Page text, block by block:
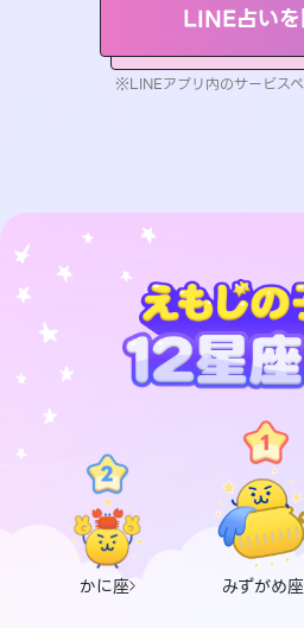
LINE占いを
※LINEアプリ内のサービス
かに座 みずがめ座